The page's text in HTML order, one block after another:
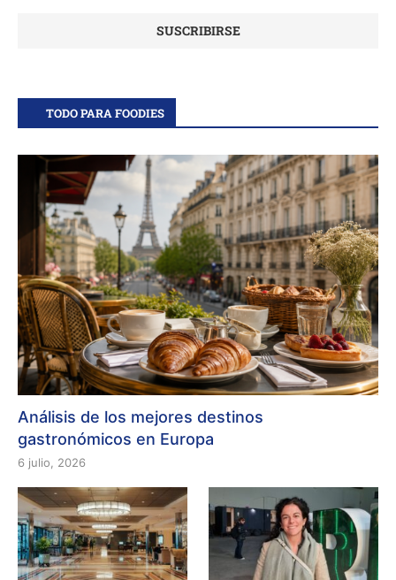
TODO PARA FOODIES
Análisis de los mejores destinos
gastronómicos en Europa
6 julio, 2026